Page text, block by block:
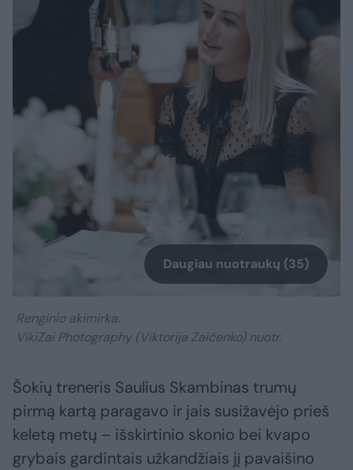
Daugiau nuotraukų (35)
Renginio akimirka.
VikiZai Photography (Viktorija Zaičenko) nuotr.
Šokių treneris Saulius Skambinas trumų
pirmą kartą paragavo ir jais susižavėjo prieš
keletą metų – išskirtinio skonio bei kvapo
grybais gardintais užkandžiais jį pavaišino